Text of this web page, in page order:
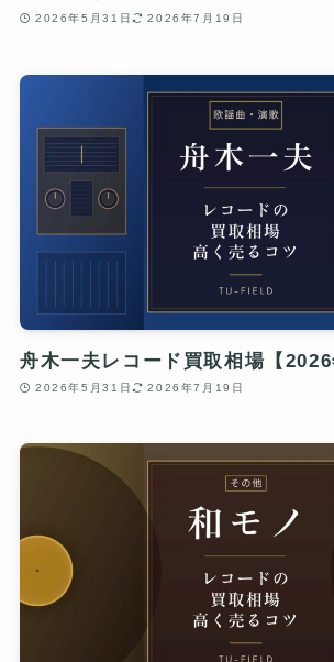
2026年5月31日 2026年7月19日
舟木一夫レコード買取相場【2026
2026年5月31日 2026年7月19日